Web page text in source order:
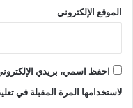
الموقع الإلكتروني
احفظ اسمي، بريدي
لاستخدامها المرة المقبلة في